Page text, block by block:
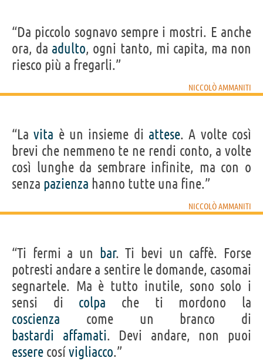
“Da piccolo sognavo sempre i mostri. E anche
ora, da adulto, ogni tanto, mi capita, ma non
riesco più a fregarli.”
NICCOLÒ AMMANITI
“Lavita è un insieme di attese. A volte così
brevi che nemmeno te ne rendi conto, a volte
così lunghe da sembrare infinite, ma con o
senza pazienza hanno tutte una fine.”
NICCOLÒ AMMANITI
“Ti fermi a un bar. Ti bevi un caffè. Forse
potresti andare a sentire le domande, casomai
segnartele. Ma è tutto inutile, sono solo i
sensi di colpa che ti mordono la
coscienza come un branco di
bastardi
affamati. Devi andare, non puoi
essere cosívigliacco.”